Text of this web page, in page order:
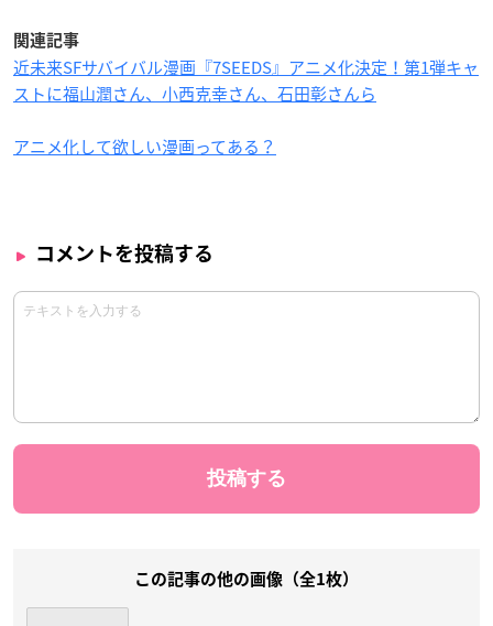
関連記事
近未来SFサバイバル漫画『7SEEDS』アニメ化決定！第1弾キャ
ストに福山潤さん、小西克幸さん、石田彰さんら
アニメ化して欲しい漫画ってある？
コメントを投稿する
この記事の他の画像（全1枚）